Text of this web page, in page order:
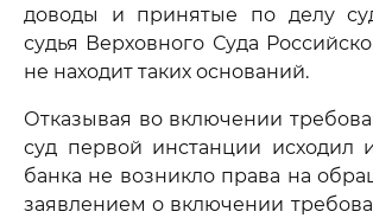
доводы и принятые по делу
судья Верховного Суда
не находит таких оснований.
Отказывая во включении
суд первой инстанции исходил
банка не возникло права на
заявлением о включении